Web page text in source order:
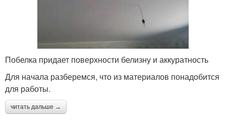
Побелка придает поверхности белизну и аккуратность
Для начала разберемся, что из материалов понадобится
для работы.
читать дальше →